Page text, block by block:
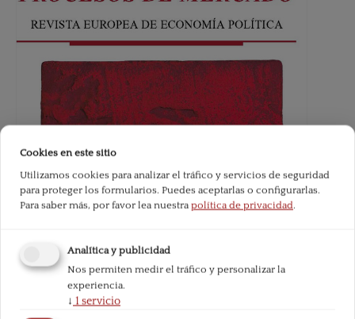
Cookies en este sitio
Utilizamos cookies para analizar el tráfico y servicios de seguridad
para proteger los formularios. Puedes aceptarlas o configurarlas.
Para saber más, por favor lea nuestra política de privacidad.
Analítica y publicidad
Nos permiten medir el tráfico y personalizar la
experiencia.
↓ 1servicio